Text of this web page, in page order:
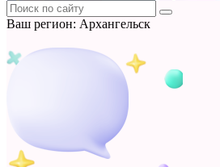
Ваш регион: Архангельск